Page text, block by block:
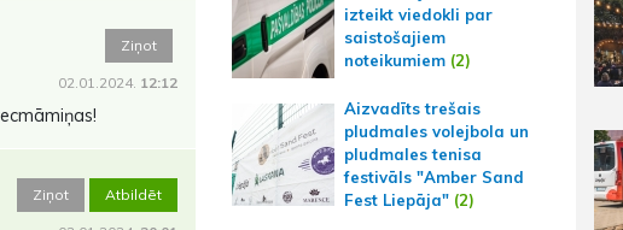
Ziņot
02.01.2024. 12:12
Ziņot Atbildēt
izteikt viedokli par
saistošajiem
noteikumiem (2)
Aizvadīts trešais
pludmales volejbola un
pludmales tenisa
festivāls "Amber Sand
Fest Liepāja"(2)